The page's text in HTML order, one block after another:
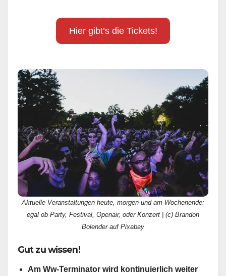
Hier gibt’s die Tickets!
Aktuelle Veranstaltungen heute, morgen und am Wochenende:
egal ob Party, Festival, Openair, oder Konzert | (c) Brandon
Bolender auf Pixabay
Gut zu wissen!
Am Ww-Terminator wird kontinuierlich weiter